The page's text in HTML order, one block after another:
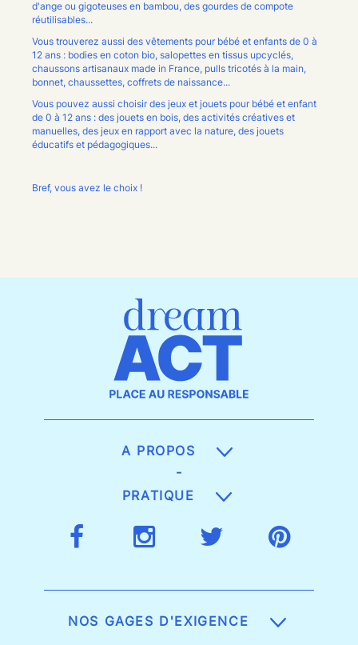
d'ange ou gigoteuses en bambou, des gourdes de compote
réutilisables...
Vous trouverez aussi des vêtements pour bébé et enfants de 0 à
12 ans : bodies en coton bio, salopettes en tissus upcyclés,
chaussons artisanaux made in France, pulls tricotés à la main,
bonnet, chaussettes, coffrets de naissance...
Vous pouvez aussi choisir des jeux et jouets pour bébé et enfant
de 0 à 12 ans : des jouets en bois, des activités créatives et
manuelles, des jeux en rapport avec la nature, des jouets
éducatifs et pédagogiques...
Bref, vous avez le choix !
A PROPOS
-
PRATIQUE
NOS GAGES D'EXIGENCE